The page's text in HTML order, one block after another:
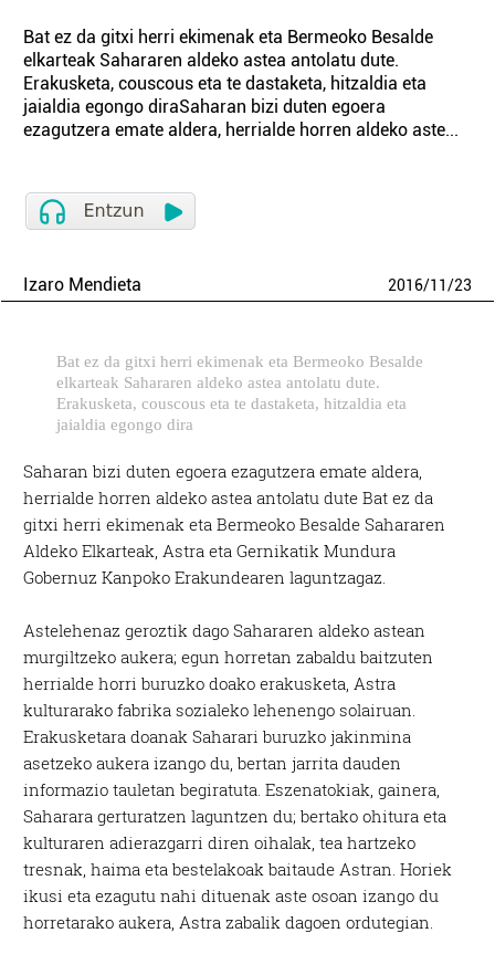
Bat ez da gitxi herri ekimenak eta Bermeoko Besalde
elkarteak Sahararen aldeko astea antolatu dute.
Erakusketa, couscous eta te dastaketa, hitzaldia eta
jaialdia egongo diraSaharan bizi duten egoera
ezagutzera emate aldera, herrialde horren aldeko aste...
Izaro Mendieta 2016/11/23
Bat ez da gitxi herri ekimenak eta Bermeoko Besalde
elkarteak Sahararen aldeko astea antolatu dute.
Erakusketa, couscous eta te dastaketa, hitzaldia eta
jaialdia egongo dira
Saharan bizi duten egoera ezagutzera emate aldera,
herrialde horren aldeko astea antolatu dute Bat ez da
gitxi herri ekimenak eta Bermeoko Besalde Sahararen
Aldeko Elkarteak, Astra eta Gernikatik Mundura
Gobernuz Kanpoko Erakundearen laguntzagaz.
Astelehenaz geroztik dago Sahararen aldeko astean
murgiltzeko aukera; egun horretan zabaldu baitzuten
herrialde horri buruzko doako erakusketa, Astra
kulturarako fabrika sozialeko lehenengo solairuan.
Erakusketara doanak Saharari buruzko jakinmina
asetzeko aukera izango du, bertan jarrita dauden
informazio tauletan begiratuta. Eszenatokiak, gainera,
Saharara gerturatzen laguntzen du; bertako ohitura eta
kulturaren adierazgarri diren oihalak, tea hartzeko
tresnak, haima eta bestelakoak baitaude Astran. Horiek
ikusi eta ezagutu nahi dituenak aste osoan izango du
horretarako aukera, Astra zabalik dagoen ordutegian.